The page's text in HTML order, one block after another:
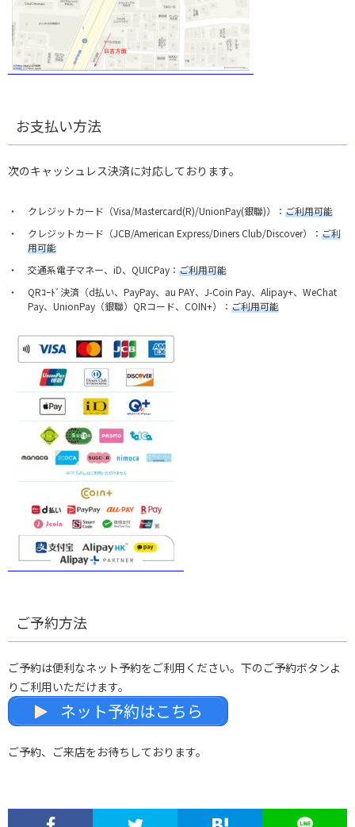
お支払い方法
次のキャッシュレス決済に対応しております。
クレジットカード（Visa/Mastercard(R)/UnionPay(銀聯)）： ご利用可能
クレジットカード（JCB/American Express/Diners Club/Discover）： ご利
用可能
交通系電子マネー、iD、QUICPay： ご利用可能
QRｺｰﾄﾞ決済（d払い、PayPay、au PAY、J-Coin Pay、Alipay+、WeChat
Pay、UnionPay（銀聯）QRコード、COIN+）： ご利用可能
ご予約方法
ご予約は便利なネット予約をご利用ください。下のご予約ボタンよ
りご利用いただけます。
ネット予約はこちら
ご予約、ご来店をお待ちしております。